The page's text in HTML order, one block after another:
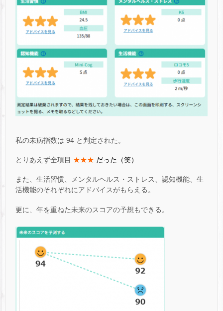
私の未病指数は 94 と判定された。
とりあえず全項目 ★★★ だった（笑）
また、生活習慣、メンタルヘルス・ストレス、認知機能、生
活機能のそれぞれにアドバイスがもらえる。
更に、年を重ねた未来のスコアの予想もできる。